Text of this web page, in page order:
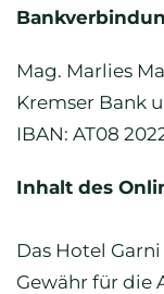
Mag. Marlies
Kremser Bank
IBAN: AT08
Inhalt des
Das Hotel
Gewähr für die